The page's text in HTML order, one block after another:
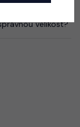
velikost?